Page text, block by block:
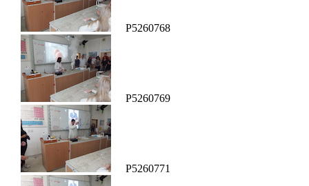
P5260768
P5260769
P5260771